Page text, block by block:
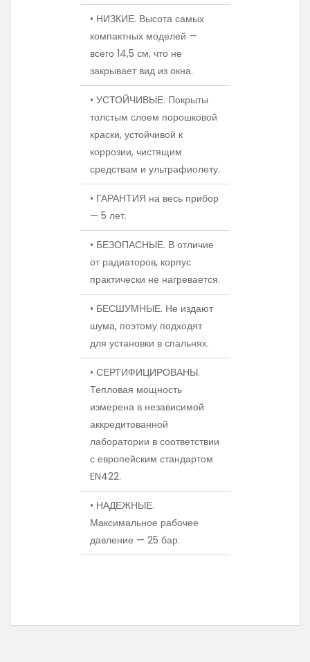
• НИЗКИЕ. Высота самых
компактных моделей —
всего 14,5 см, что не
закрывает вид из окна.
• УСТОЙЧИВЫЕ. Покрыты
толстым слоем порошковой
краски, устойчивой к
коррозии, чистящим
средствам и ультрафиолету.
• ГАРАНТИЯ на весь прибор
— 5 лет.
• БЕЗОПАСНЫЕ. В отличие
от радиаторов, корпус
практически не нагревается.
• БЕСШУМНЫЕ. Не издают
шума, поэтому подходят
для установки в спальнях.
• СЕРТИФИЦИРОВАНЫ.
Тепловая мощность
измерена в независимой
аккредитованной
лаборатории в соответствии
с европейским стандартом
EN422.
• НАДЕЖНЫЕ.
Максимальное рабочее
давление — 25 бар.